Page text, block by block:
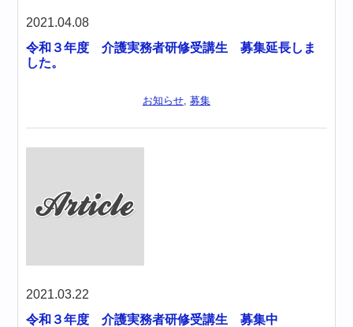
2021.04.08
令和３年度 介護実務者研修受講生 募集延長しま
した。
お知らせ 募集
2021.03.22
令和３年度 介護実務者研修受講生 募集中